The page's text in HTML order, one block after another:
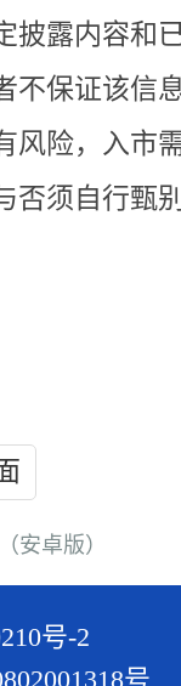
披露内容和
不保证该信
风险，入市
否须自行甄
安卓版）
号-2
号